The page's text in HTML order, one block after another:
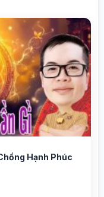
Hạnh Phúc